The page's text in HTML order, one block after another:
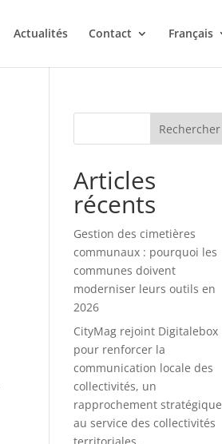
Actualités Contact Français
Rechercher
Articles
récents
Gestion des cimetières
communaux : pourquoi les
communes doivent
moderniser leurs outils en
2026
CityMag rejoint Digitalebox
pour renforcer la
communication locale des
collectivités, un
rapprochement stratégique
au service des collectivités